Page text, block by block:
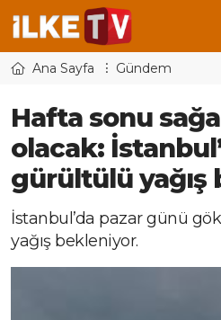
Ana Sayfa Gündem
Hafta sonu
olacak:
gürültülü yağış
İstanbul’da pazar günü
yağış bekleniyor.